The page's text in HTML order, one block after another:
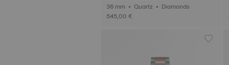
36 mm • Quartz • Diamonds
545,00 €